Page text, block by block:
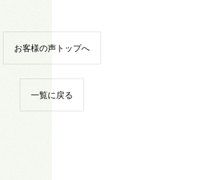
お客様の声トップへ
一覧に戻る